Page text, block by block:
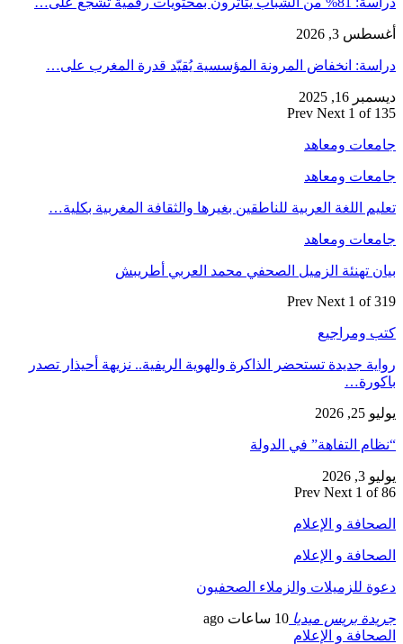
أغسطس 3, 2026
دراسة: انخفاض المرونة المؤسسية يُقيّد قدرة المغرب على…
ديسمبر 16, 2025
Prev Next 1 of 135
جامعات ومعاهد
جامعات ومعاهد
تعليم اللغة العربية للناطقين بغيرها والثقافة المغربية بكلية…
جامعات ومعاهد
بيان تهنئة الزميل الصحفي محمد العربي أطريبش
Prev Next 1 of 319
كتب ومراجيع
رواية جديدة تستحضر الذاكرة والهوية الريفية.. نزيهة أحيذار تصدر
باكورة…
يوليو 25, 2026
“نظام التفاهة” في الدولة
يوليو 3, 2026
Prev Next 1 of 86
الصحافة و الإعلام
الصحافة و الإعلام
دعوة للزميلات والزملاء الصحفيون
جريدة بريس ميديا 10 ساعات ago
الصحافة و الإعلام